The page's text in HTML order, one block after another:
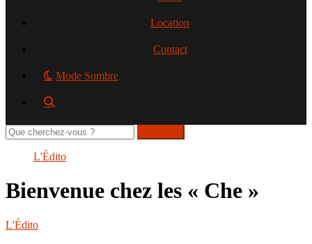
Location
Contact
Mode Sombre
Rechercher
sur
L'Édito
Bienvenue chez les « Che »
L'Édito